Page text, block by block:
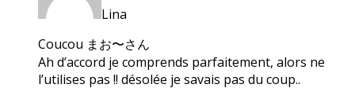
Lina
Coucou まお〜さん
Ah d’accord je comprends parfaitement, alors ne
l’utilises pas !! désolée je savais pas du coup..